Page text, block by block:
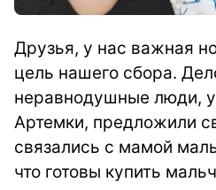
Друзья, у нас важная
цель нашего сбора.
неравнодушные люди,
Артемки, предложили
связались с мамой
что готовы купить